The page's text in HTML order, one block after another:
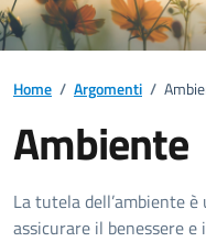
Home / Argomenti /
Ambiente
Dettagli
La tutela dell’ambiente
assicurare il benessere e